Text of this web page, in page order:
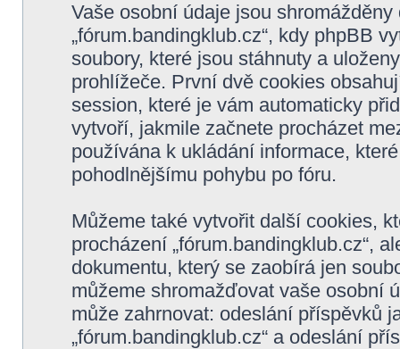
Vaše osobní údaje jsou
„fórum.bandingklub.cz“, kdy phpBB
soubory, které jsou stáhnuty a
prohlížeče. První dvě cookies
session, které je vám automaticky
vytvoří, jakmile začnete procházet
používána k ukládání informace,
pohodlnějšímu pohybu po fóru.
Můžeme také vytvořit další cookies,
procházení „fórum.bandingklub.cz“,
dokumentu, který se zaobírá jen
můžeme shromažďovat vaše osobní
může zahrnovat: odeslání příspěvků
„fórum.bandingklub.cz“ a odeslání